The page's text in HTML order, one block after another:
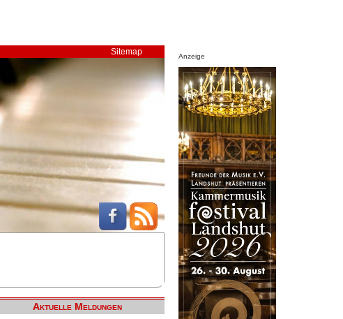
Sitemap
Aktuelle Meldungen
Anzeige